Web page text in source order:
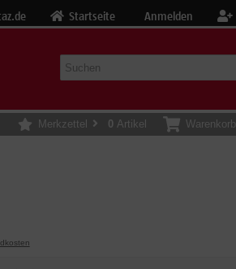
Anmelden
Startseite
Warenkorb
Merkzettel 0 Artikel